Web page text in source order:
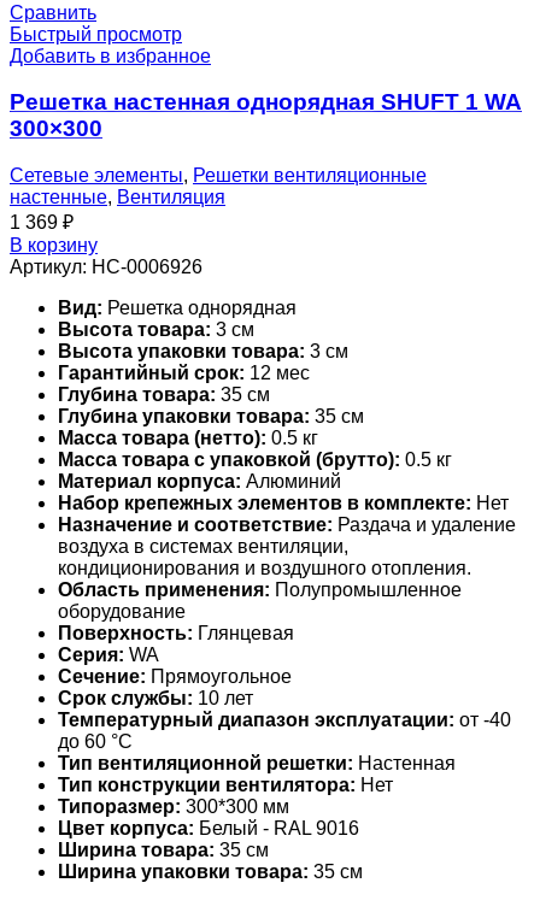
Сравнить
Быстрый просмотр
Добавить в избранное
Решетка настенная однорядная SHUFT 1 WA
300×300
Сетевые элементы, Решетки вентиляционные
настенные, Вентиляция
1 369 ₽
В корзину
Артикул: НС-0006926
Вид: Решетка однорядная
Высота товара: 3 см
Высота упаковки товара: 3 см
Гарантийный срок: 12 мес
Глубина товара: 35 см
Глубина упаковки товара: 35 см
Масса товара (нетто): 0.5 кг
Масса товара с упаковкой (брутто): 0.5 кг
Материал корпуса: Алюминий
Набор крепежных элементов в комплекте: Нет
Назначение и соответствие: Раздача и удаление
воздуха в системах вентиляции,
кондиционирования и воздушного отопления.
Область применения: Полупромышленное
оборудование
Поверхность: Глянцевая
Серия: WA
Сечение: Прямоугольное
Срок службы: 10 лет
Температурный диапазон эксплуатации: от -40
до 60 °С
Тип вентиляционной решетки: Настенная
Тип конструкции вентилятора: Нет
Типоразмер: 300*300 мм
Цвет корпуса: Белый - RAL 9016
Ширина товара: 35 см
Ширина упаковки товара: 35 см